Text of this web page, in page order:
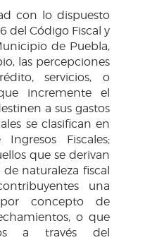
con lo dispuesto
del Código Fiscal y
de Puebla,
las percepciones
servicios, o
incremente el
a sus gastos
se clasifican en
Fiscales;
que se derivan
naturaleza fiscal
una
concepto de
o que
a través del